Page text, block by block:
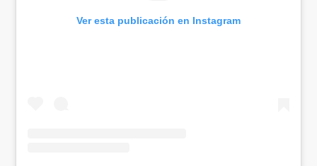
Ver esta publicación en Instagram